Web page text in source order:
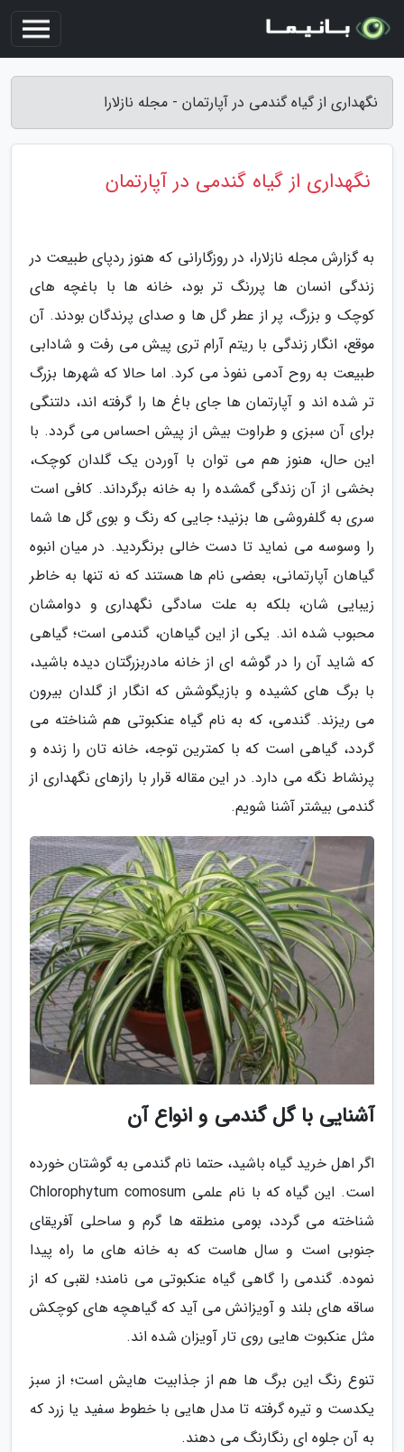
نگهداری از گیاه گندمی در آپارتمان - مجله نازلارا
نگهداری از گیاه گندمی در آپارتمان
به گزارش مجله نازلارا، در روزگارانی که هنوز ردپای طبیعت در
زندگی انسان ها پررنگ تر بود، خانه ها با باغچه های
کوچک و بزرگ، پر از عطر گل ها و صدای پرندگان بودند. آن
موقع، انگار زندگی با ریتم آرام تری پیش می رفت و شادابی
طبیعت به روح آدمی نفوذ می کرد. اما حالا که شهرها بزرگ
تر شده اند و آپارتمان ها جای باغ ها را گرفته اند، دلتنگی
برای آن سبزی و طراوت بیش از پیش احساس می گردد. با
این حال، هنوز هم می توان با آوردن یک گلدان کوچک،
بخشی از آن زندگی گمشده را به خانه برگرداند. کافی است
سری به گلفروشی ها بزنید؛ جایی که رنگ و بوی گل ها شما
را وسوسه می نماید تا دست خالی برنگردید. در میان انبوه
گیاهان آپارتمانی، بعضی نام ها هستند که نه تنها به خاطر
زیبایی شان، بلکه به علت سادگی نگهداری و دوامشان
محبوب شده اند. یکی از این گیاهان، گندمی است؛ گیاهی
که شاید آن را در گوشه ای از خانه مادربزرگتان دیده باشید،
با برگ های کشیده و بازیگوشش که انگار از گلدان بیرون
می ریزند. گندمی، که به نام گیاه عنکبوتی هم شناخته می
گردد، گیاهی است که با کمترین توجه، خانه تان را زنده و
پرنشاط نگه می دارد. در این مقاله قرار با رازهای نگهداری از
گندمی بیشتر آشنا شویم.
آشنایی با گل گندمی و انواع آن
اگر اهل خرید گیاه باشید، حتما نام گندمی به گوشتان خورده
است. این گیاه که با نام علمی Chlorophytum comosum
شناخته می گردد، بومی منطقه ها گرم و ساحلی آفریقای
جنوبی است و سال هاست که به خانه های ما راه پیدا
نموده. گندمی را گاهی گیاه عنکبوتی می نامند؛ لقبی که از
ساقه های بلند و آویزانش می آید که گیاهچه های کوچکش
مثل عنکبوت هایی روی تار آویزان شده اند.
تنوع رنگ این برگ ها هم از جذابیت هایش است؛ از سبز
یکدست و تیره گرفته تا مدل هایی با خطوط سفید یا زرد که
به آن جلوه ای رنگارنگ می دهند.